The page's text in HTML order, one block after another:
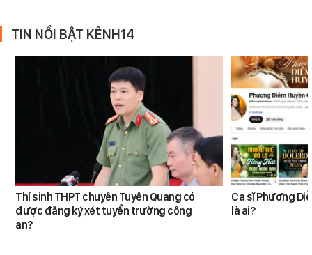
TIN NỔI BẬT KÊNH14
Thí sinh THPT chuyên Tuyên Quang có
được đăng ký xét tuyển trường công
an?
Ca sĩ Phương
là ai?